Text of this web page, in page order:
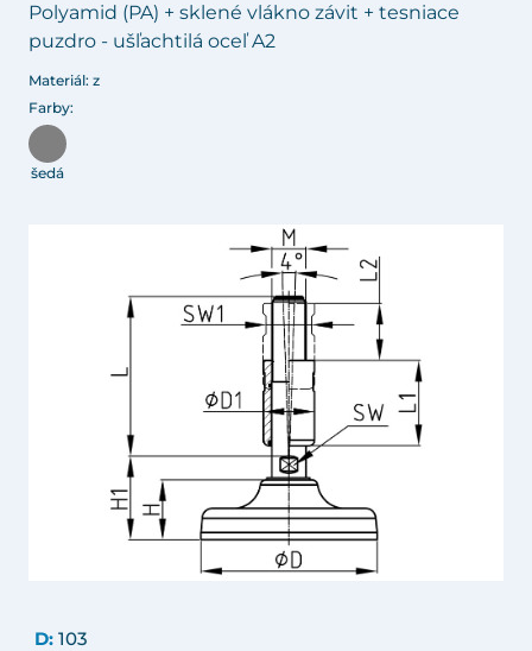
Polyamid (PA) + sklené vlákno závit + tesniace
puzdro - ušľachtilá oceľ A2
Materiál: z
Farby:
šedá
D: 103